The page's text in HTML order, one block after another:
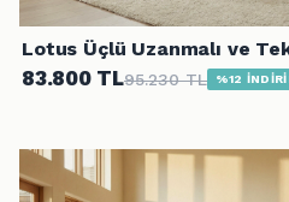
Lotus Üçlü Uzanmalı ve
83.800 TL95.230 TL %12